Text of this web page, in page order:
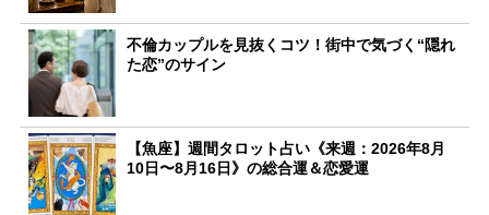
不倫カップルを見抜くコツ！街中で気づく“隠れ
た恋”のサイン
【魚座】週間タロット占い《来週：2026年8月
10日〜8月16日》の総合運＆恋愛運